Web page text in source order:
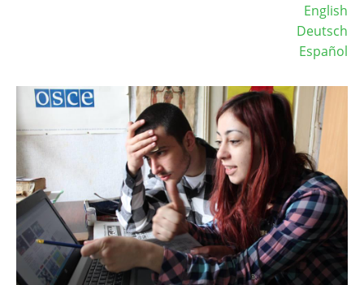
English
Deutsch
Español
Image